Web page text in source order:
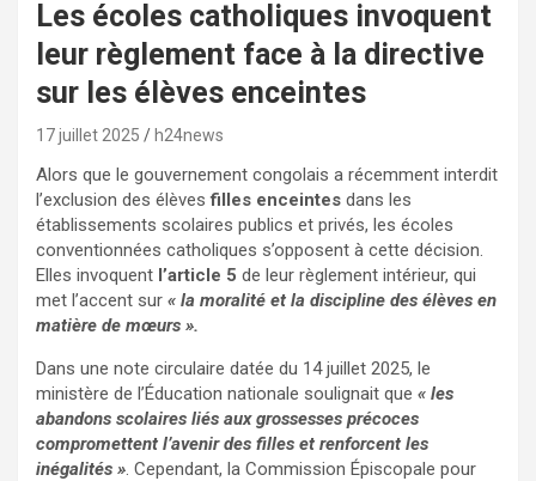
Les écoles catholiques invoquent
leur règlement face à la directive
sur les élèves enceintes
17 juillet 2025 h24news
Alors que le gouvernement congolais a récemment interdit
l’exclusion des élèvesfilles enceintes dans les
établissements scolaires publics et privés, les écoles
conventionnées catholiques s’opposent à cette décision.
Elles invoquent l’article 5 de leur règlement intérieur, qui
met l’accent sur « la moralité et la discipline des élèves en
matière de mœurs ».
Dans une note circulaire datée du 14 juillet 2025, le
ministère de l’Éducation nationale soulignait que « les
abandons scolaires liés aux grossesses précoces
compromettent l’avenir des filles et renforcent les
inégalités ». Cependant, la Commission Épiscopale pour